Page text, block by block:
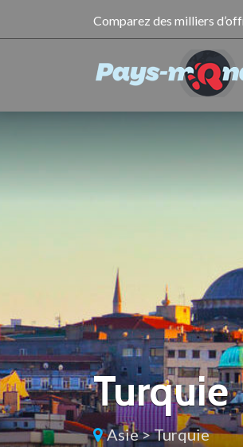
Comparez des milliers
Turquie
Asie>Turquie